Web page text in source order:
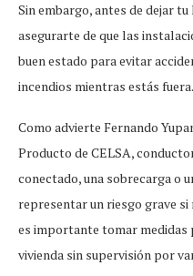
Sin embargo, antes de dejar
asegurarte de que las
buen estado para evitar
incendios mientras estás fuera.
Como advierte Fernando
Producto de CELSA,
conectado, una sobrecarga o
representar un riesgo grave
es importante tomar medidas
vivienda sin supervisión por